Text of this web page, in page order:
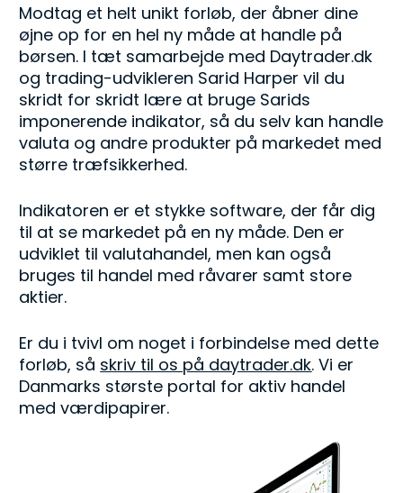
Modtag et helt unikt forløb, der åbner dine
øjne op for en hel ny måde at handle på
børsen. I tæt samarbejde med Daytrader.dk
og trading-udvikleren Sarid Harper vil du
skridt for skridt lære at bruge Sarids
imponerende indikator, så du selv kan handle
valuta og andre produkter på markedet med
større træfsikkerhed.
Indikatoren er et stykke software, der får dig
til at se markedet på en ny måde. Den er
udviklet til valutahandel, men kan også
bruges til handel med råvarer samt store
aktier.
Er du i tvivl om noget i forbindelse med dette
forløb, så skriv til os på daytrader.dk. Vi er
Danmarks største portal for aktiv handel
med værdipapirer.